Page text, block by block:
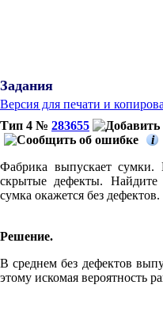
Задания
Версия для печати и
Тип 4 № 283655
i
Фаб­ри­ка вы­пус­ка­ет
скры­тые де­фек­ты. Най­ди­те
сумка ока­жет­ся без де­фек­тов.
Ре­ше­ние.
В сред­нем без де­фек­тов
это­му ис­ко­мая ве­ро­ят­ность